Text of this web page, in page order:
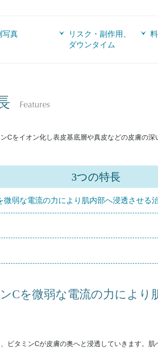
写真
リスク・副作用、
ダウンタイム
Features
Cをイオン化し表皮基底層や真皮などの皮膚の深
3つの特長
微弱な電流の力により肌内部へ浸透させる
Cを微弱な電流の力により
ビタミンCが皮膚の奥へと浸透していきます。